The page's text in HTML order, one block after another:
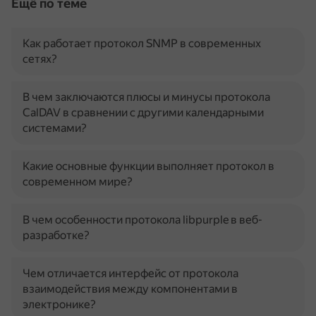
Ещё по теме
Как работает протокол SNMP в современных
сетях?
В чем заключаются плюсы и минусы протокола
CalDAV в сравнении с другими календарными
системами?
Какие основные функции выполняет протокол в
современном мире?
В чем особенности протокола libpurple в веб-
разработке?
Чем отличается интерфейс от протокола
взаимодействия между компонентами в
электронике?